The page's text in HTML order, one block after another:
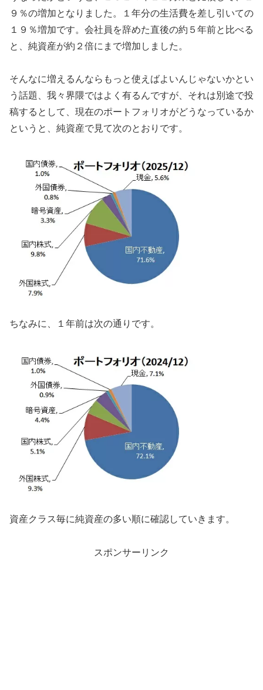
９％の増加となりました。１年分の生活費を差し引いての
１９％増加です。会社員を辞めた直後の約５年前と比べる
と、純資産が約２倍にまで増加しました。
そんなに増えるんならもっと使えばよいんじゃないかとい
う話題、我々界隈ではよく有るんですが、それは別途で投
稿するとして、現在のポートフォリオがどうなっているか
というと、純資産で見て次のとおりです。
ちなみに、１年前は次の通りです。
資産クラス毎に純資産の多い順に確認していきます。
スポンサーリンク